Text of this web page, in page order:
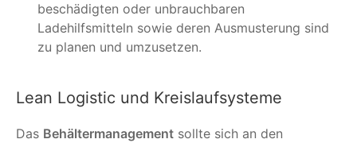
beschädigten oder unbrauchbaren
Ladehilfsmitteln sowie deren Ausmusterung sind
zu planen und umzusetzen.
Lean Logistic und Kreislaufsysteme
Das Behältermanagement sollte sich an den